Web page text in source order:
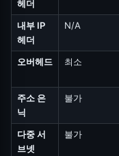
헤더
내부 IP
헤더
N/A
오버헤드
최소
주소 은
닉
불가
다중 서
브넷
불가